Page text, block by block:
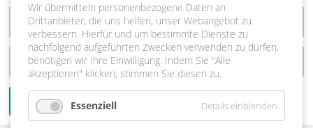
Beratungsgespräch vereinbaren
Wir übermitteln personenbezogene Daten an
Drittanbieter, die uns helfen, unser Webangebot zu
verbessern. Hierfür und um bestimmte Dienste zu
nachfolgend aufgeführten Zwecken verwenden zu dürfen,
benötigen wir Ihre Einwilligung. Indem Sie "Alle
akzeptieren" klicken, stimmen Sie diesen zu.
Essenziell Details einblenden